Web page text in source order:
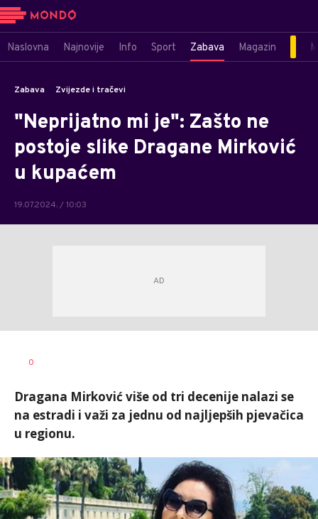
Naslovna Najnovije Info Sport Zabava Magazin
Zabava Zvijezde i tračevi
"Neprijatno mi je": Zašto ne
postoje slike Dragane Mirković
u kupaćem
19.07.2024. / 10:03
AUTOR
0
Dragana Mirković više od tri decenije nalazi se
na estradi i važi za jednu od najljepših pjevačica
u regionu.